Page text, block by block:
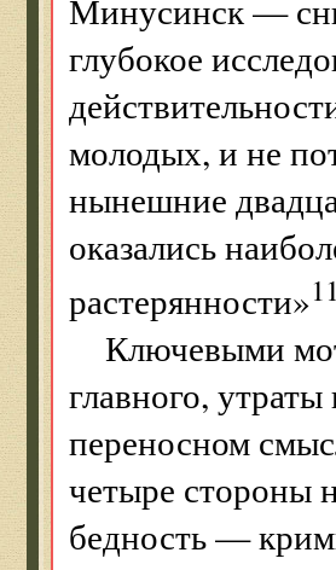
Минусинск —
глубокое
молодых, и не
нынешние
оказались
растерянности»
Ключевыми
главного,
переносном
четыре стороны
бедность —